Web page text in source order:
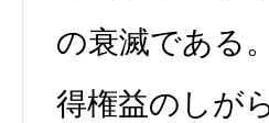
の衰滅である
得権益のしが